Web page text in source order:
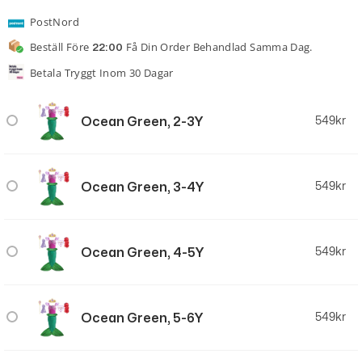
PostNord
Beställ Före 22:00 Få Din Order Behandlad Samma Dag.
Betala Tryggt Inom 30 Dagar
Ocean Green, 2-3Y 549kr
Ocean Green, 3-4Y 549kr
Ocean Green, 4-5Y 549kr
Ocean Green, 5-6Y 549kr